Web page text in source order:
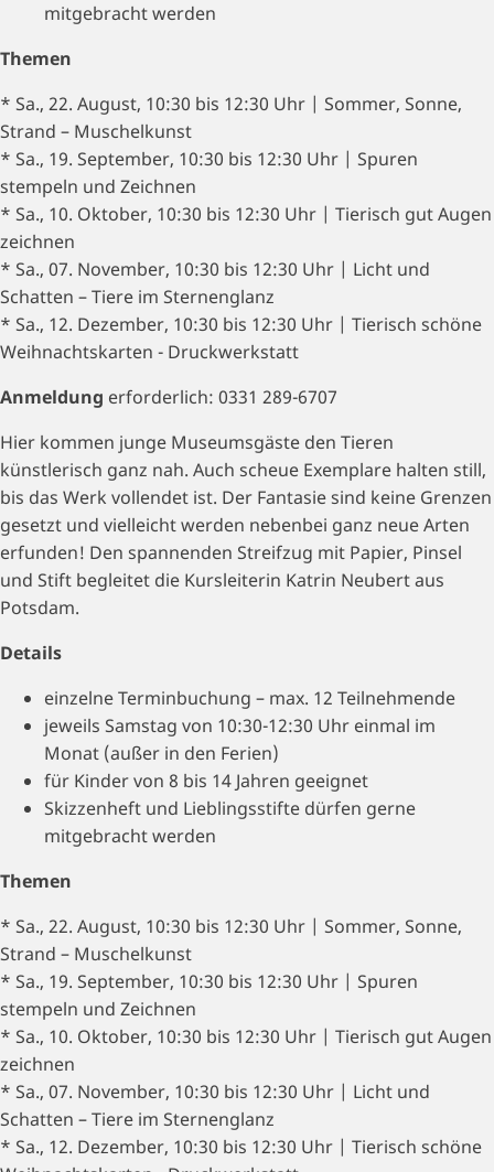
mitgebracht werden
Themen
* Sa., 22. August, 10:30 bis 12:30 Uhr | Sommer, Sonne,
Strand – Muschelkunst
* Sa., 19. September, 10:30 bis 12:30 Uhr | Spuren
stempeln und Zeichnen
* Sa., 10. Oktober, 10:30 bis 12:30 Uhr | Tierisch gut Augen
zeichnen
* Sa., 07. November, 10:30 bis 12:30 Uhr | Licht und
Schatten – Tiere im Sternenglanz
* Sa., 12. Dezember, 10:30 bis 12:30 Uhr | Tierisch schöne
Weihnachtskarten - Druckwerkstatt
Anmeldung erforderlich: 0331 289-6707
Hier kommen junge Museumsgäste den Tieren
künstlerisch ganz nah. Auch scheue Exemplare halten still,
bis das Werk vollendet ist. Der Fantasie sind keine Grenzen
gesetzt und vielleicht werden nebenbei ganz neue Arten
erfunden! Den spannenden Streifzug mit Papier, Pinsel
und Stift begleitet die Kursleiterin Katrin Neubert aus
Potsdam.
Details
einzelne Terminbuchung – max. 12 Teilnehmende
jeweils Samstag von 10:30-12:30 Uhr einmal im
Monat (außer in den Ferien)
für Kinder von 8 bis 14 Jahren geeignet
Skizzenheft und Lieblingsstifte dürfen gerne
mitgebracht werden
Themen
* Sa., 22. August, 10:30 bis 12:30 Uhr | Sommer, Sonne,
Strand – Muschelkunst
* Sa., 19. September, 10:30 bis 12:30 Uhr | Spuren
stempeln und Zeichnen
* Sa., 10. Oktober, 10:30 bis 12:30 Uhr | Tierisch gut Augen
zeichnen
* Sa., 07. November, 10:30 bis 12:30 Uhr | Licht und
Schatten – Tiere im Sternenglanz
* Sa., 12. Dezember, 10:30 bis 12:30 Uhr | Tierisch schöne